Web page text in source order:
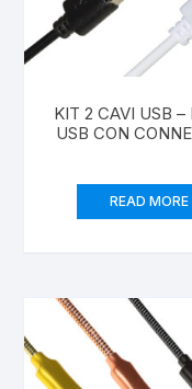
KIT 2 CAVI USB –
USB CON
BIANCO,
READ MORE